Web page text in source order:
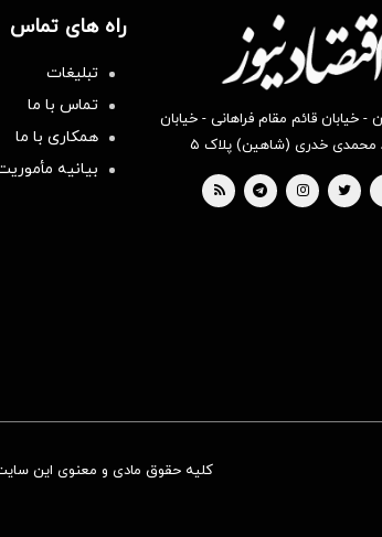
- خیابان قائم مقام فراهانی - خیابان
خدری (شاهین) پلاک ۵
راه های تماس
تبلیغات
تماس با ما
همکاری با ما
بیانیه
کلیه حقوق مادی و معنوی این سایت